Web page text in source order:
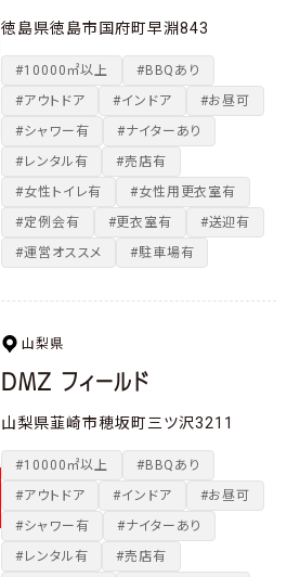
​徳島県徳島市国府町早淵843
#10000㎡以上
#BBQあり
#アウトドア
#インドア
#お昼可
#シャワー有
#ナイターあり
#レンタル有
#売店有
#女性トイレ有
#女性用更衣室有
#定例会有
#更衣室有
#送迎有
#運営オススメ
#駐車場有
山梨県
DMZ フィールド
山梨県韮崎市穂坂町三ツ沢3211
#10000㎡以上
#BBQあり
#アウトドア
#インドア
#お昼可
#シャワー有
#ナイターあり
#レンタル有
#売店有